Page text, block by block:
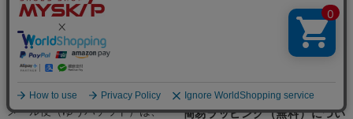
島を含む日本全国一律で送料600
円です。
税込3980円以上のお買い上げで
送料無料となります。
メール便（ゆうパケット）は、
ましたら、どうぞお気軽にお申
簡易ラッピング（無料）につい